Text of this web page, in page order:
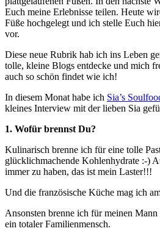
Euch meine Erlebnisse teilen. Heute
Füße hochgelegt und ich stelle Euch
vor.
Diese neue Rubrik hab ich ins Leben
tolle, kleine Blogs entdecke und mich
auch so schön findet wie ich!
In diesem Monat habe ich Sia’s
kleines Interview mit der lieben Sia
1. Wofür brennst Du?
Kulinarisch brenne ich für eine tolle
glücklichmachende Kohlenhydrate :-)
immer zu haben, das ist mein Laster!!!
Und die französische Küche mag ich
Ansonsten brenne ich für meinen
ein totaler Familienmensch.